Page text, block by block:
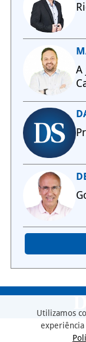
A
Utilizamos
experiência